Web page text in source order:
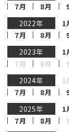
7月
8月
2022年
1
7月
8月
2023年
1
7月
8月
2024年
1
7月
8月
2025年
1
7月
8月